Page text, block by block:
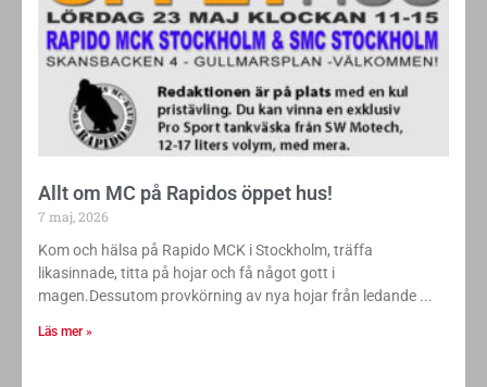
Allt om MC på Rapidos öppet hus!
7 maj, 2026
Kom och hälsa på Rapido MCK i Stockholm, träffa
likasinnade, titta på hojar och få något gott i
magen.Dessutom provkörning av nya hojar från ledande
Läs mer »